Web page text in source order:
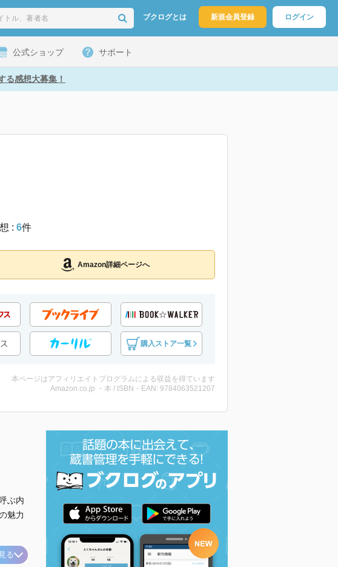
ブクログとは 新規会員登録 ログイン
公式ショップ サポート
る感想大募集！
: 6件
Amazon詳細ページへ
購入ストア一覧
本ページはアフィリエイトプログラムによる収益を得ています
Amazon.co.jp ・本 / ISBN・EAN: 9784063521207
ぶ内
魅力
る